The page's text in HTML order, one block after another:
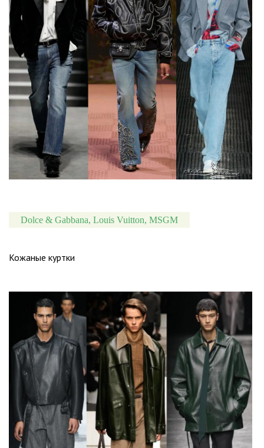
Dolce & Gabbana, Louis Vuitton, MSGM
Кожаные куртки